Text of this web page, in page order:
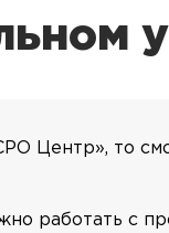
Центр», то
работать с